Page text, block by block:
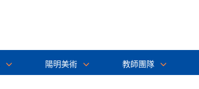
陽明美術 教師團隊